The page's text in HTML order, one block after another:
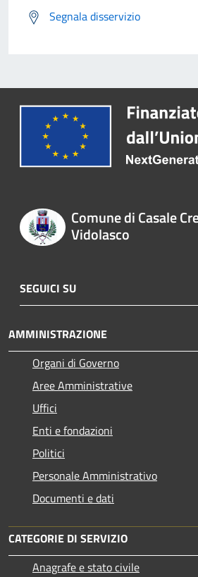
Segnala disservizio
Comune di Casale
Vidolasco
SEGUICI SU
AMMINISTRAZIONE
Organi di Governo
Aree Amministrative
Uffici
Enti e fondazioni
Politici
Personale Amministrativo
Documenti e dati
CATEGORIE DI SERVIZIO
Anagrafe e stato civile